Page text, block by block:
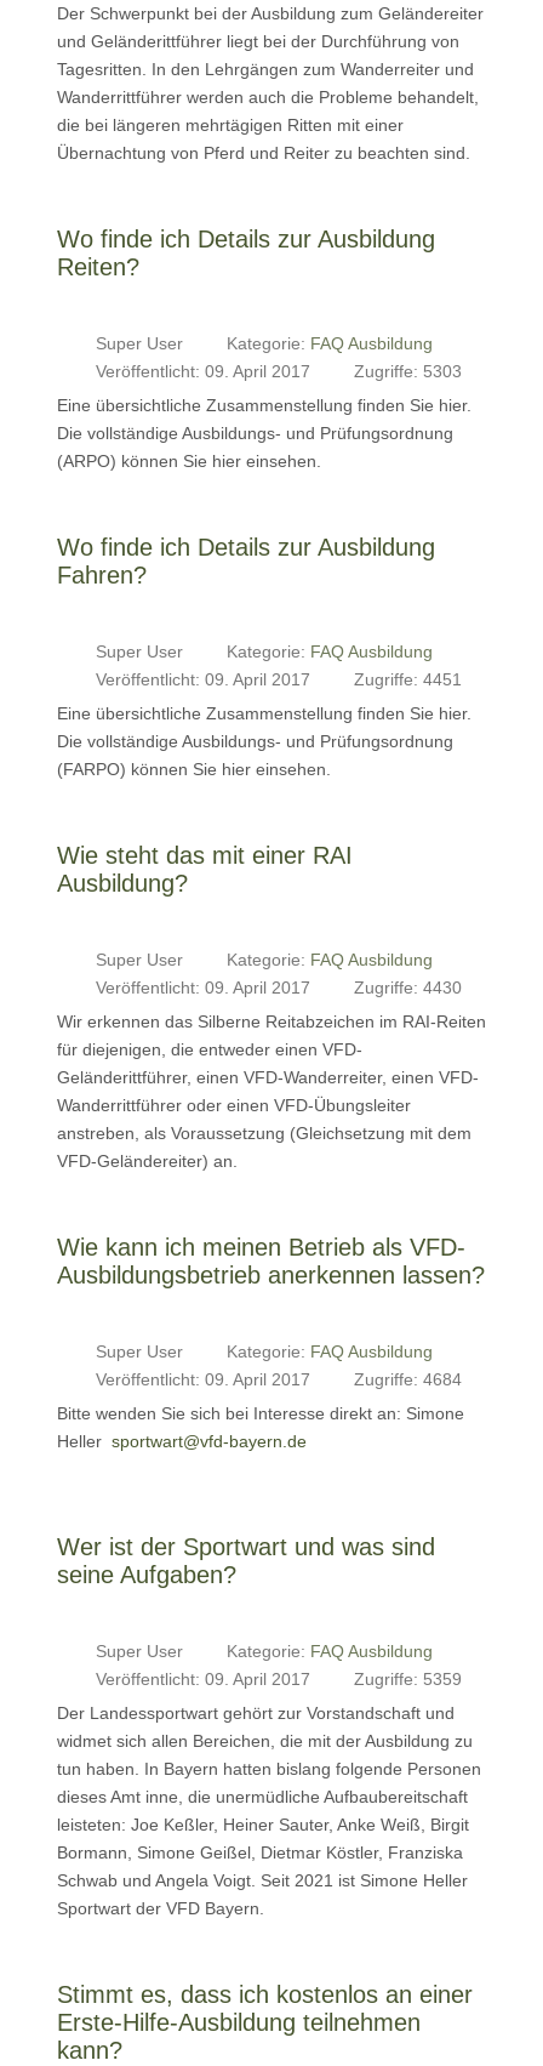
Der Schwerpunkt bei der Ausbildung zum Geländereiter
und Geländerittführer liegt bei der Durchführung von
Tagesritten. In den Lehrgängen zum Wanderreiter und
Wanderrittführer werden auch die Probleme behandelt,
die bei längeren mehrtägigen Ritten mit einer
Übernachtung von Pferd und Reiter zu beachten sind.
Wo finde ich Details zur Ausbildung
Reiten?
Super User Kategorie: FAQ Ausbildung
Veröffentlicht: 09. April 2017
Zugriffe: 5303
Eine übersichtliche Zusammenstellung finden Sie hier.
Die vollständige Ausbildungs- und Prüfungsordnung
(ARPO) können Sie hier einsehen.
Wo finde ich Details zur Ausbildung
Fahren?
Super User Kategorie: FAQ Ausbildung
Veröffentlicht: 09. April 2017
Zugriffe: 4451
Eine übersichtliche Zusammenstellung finden Sie hier.
Die vollständige Ausbildungs- und Prüfungsordnung
(FARPO) können Sie hier einsehen.
Wie steht das mit einer RAI
Ausbildung?
Super User Kategorie: FAQ Ausbildung
Veröffentlicht: 09. April 2017
Zugriffe: 4430
Wir erkennen das Silberne Reitabzeichen im RAI-Reiten
für diejenigen, die entweder einen VFD-
Geländerittführer, einen VFD-Wanderreiter, einen VFD-
Wanderrittführer oder einen VFD-Übungsleiter
anstreben, als Voraussetzung (Gleichsetzung mit dem
VFD-Geländereiter) an.
Wie kann ich meinen Betrieb als VFD-
Ausbildungsbetrieb anerkennen lassen?
Super User Kategorie: FAQ Ausbildung
Veröffentlicht: 09. April 2017
Zugriffe: 4684
Bitte wenden Sie sich bei Interesse direkt an: Simone
Heller sportwart@vfd-bayern.de
Wer ist der Sportwart und was sind
seine Aufgaben?
Super User Kategorie: FAQ Ausbildung
Veröffentlicht: 09. April 2017
Zugriffe: 5359
Der Landessportwart gehört zur Vorstandschaft und
widmet sich allen Bereichen, die mit der Ausbildung zu
tun haben. In Bayern hatten bislang folgende Personen
dieses Amt inne, die unermüdliche Aufbaubereitschaft
leisteten: Joe Keßler, Heiner Sauter, Anke Weiß, Birgit
Bormann, Simone Geißel, Dietmar Köstler, Franziska
Schwab und Angela Voigt. Seit 2021 ist Simone Heller
Sportwart der VFD Bayern.
Stimmt es, dass ich kostenlos an einer
Erste-Hilfe-Ausbildung teilnehmen
kann?